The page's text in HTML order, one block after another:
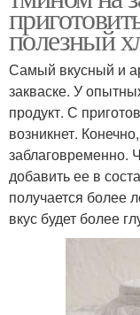
полезный
Самый вкусный и
закваске. У
продукт. С
возникнет.
заблаговременно.
добавить ее в
получается более
вкус будет более